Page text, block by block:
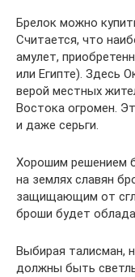
Брелок можно
Считается, что
амулет,
или Египте). Здесь
верой местных
Востока огромен.
и даже серьги.
Хорошим решением
на землях славян
защищающим от
броши будет
Выбирая талисман,
должны быть